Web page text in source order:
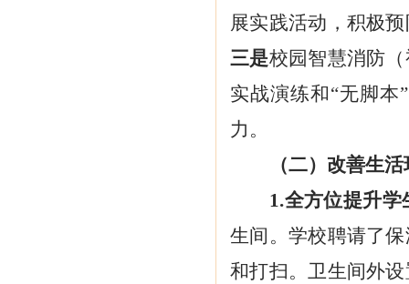
展实践活动，积极
三是校园智慧消防
实战演练和“无脚本
力。
（二）改善生
1.全方位提升
生间。学校聘请了
和打扫。卫生间外